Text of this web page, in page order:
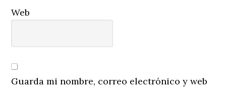
Web
Guarda mi nombre, correo electrónico y web